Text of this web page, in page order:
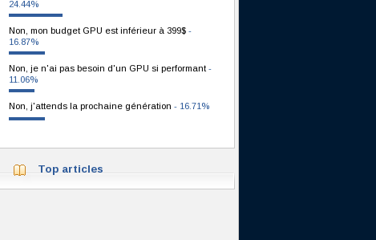
24.44%
Non, mon budget GPU est inférieur à 399$ -
16.87%
Non, je n'ai pas besoin d'un GPU si performant -
11.06%
Non, j'attends la prochaine génération - 16.71%
Top articles